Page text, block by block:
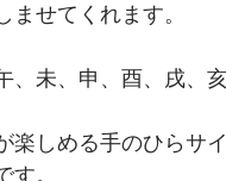
せてくれます。
、未、申、酉、戌、
楽しめる手のひらサ
。